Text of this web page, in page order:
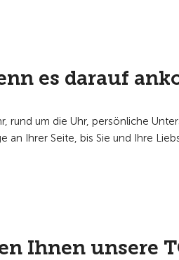
es darauf
um die Uhr, persönliche
Ihrer Seite, bis Sie und Ihre
Ihnen unsere